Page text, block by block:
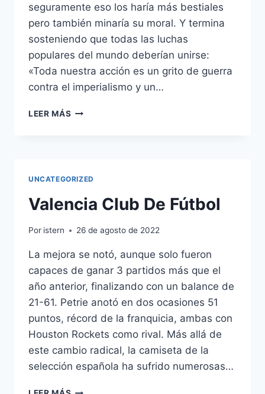
seguramente eso los haría más bestiales
pero también minaría su moral. Y termina
sosteniendo que todas las luchas
populares del mundo deberían unirse:
«Toda nuestra acción es un grito de guerra
contra el imperialismo y un…
LEER MÁS CAMISETA
UNCATEGORIZED
Valencia Club De Fútbol
Por istern 26 de agosto de 2022
La mejora se notó, aunque solo fueron
capaces de ganar 3 partidos más que el
año anterior, finalizando con un balance de
21-61. Petrie anotó en dos ocasiones 51
puntos, récord de la franquicia, ambas con
Houston Rockets como rival. Más allá de
este cambio radical, la camiseta de la
selección española ha sufrido numerosas…
VALENCIA